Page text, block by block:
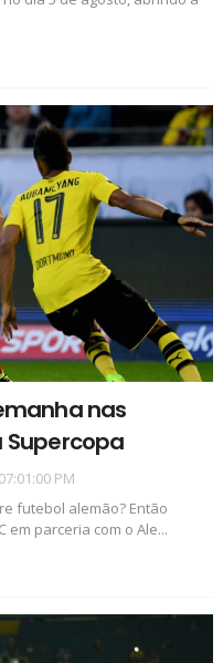
nas
Supercopa
PM
futebol alemão? Então
em parceria com o Ale...